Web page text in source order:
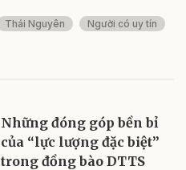
Thái Nguyên
Người có uy tín
Những đóng góp bền bỉ
của “lực lượng đặc biệt”
trong đồng bào DTTS